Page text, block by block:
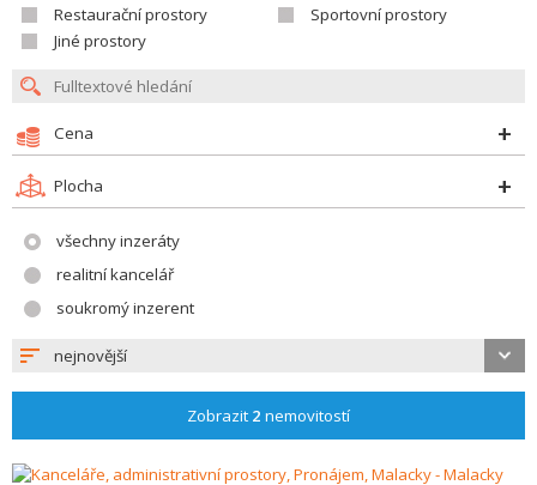
Restaurační prostory
Sportovní prostory
Jiné prostory
Cena
Plocha
všechny inzeráty
realitní kancelář
soukromý inzerent
nejnovější
Zobrazit 2 nemovitostí